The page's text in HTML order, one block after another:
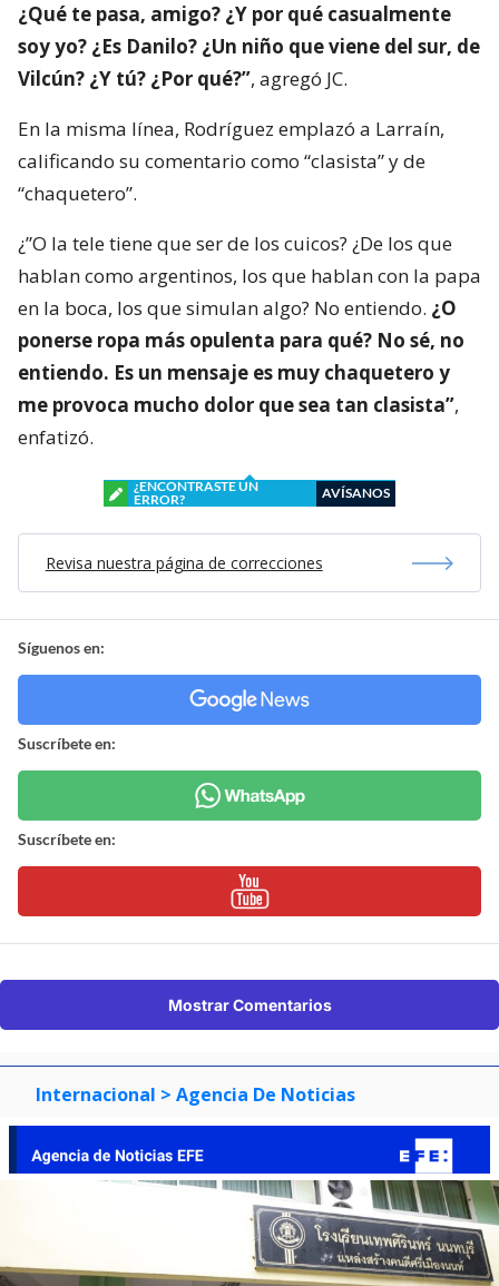
¿Qué te pasa, amigo? ¿Y por qué casualmente
soy yo? ¿Es Danilo? ¿Un niño que viene del sur, de
Vilcún? ¿Y tú? ¿Por qué?”, agregó JC.
En la misma línea, Rodríguez emplazó a Larraín,
calificando su comentario como “clasista” y de
“chaquetero”.
¿”O la tele tiene que ser de los cuicos? ¿De los que
hablan como argentinos, los que hablan con la papa
en la boca, los que simulan algo? No entiendo. ¿O
ponerse ropa más opulenta para qué? No sé, no
entiendo. Es un mensaje es muy chaquetero y
me provoca mucho dolor que sea tan clasista”,
enfatizó.
¿ENCONTRASTE UN
ERROR?
AVÍSANOS
Revisa nuestra página de correcciones
Síguenos en:
Suscríbete en:
Suscríbete en:
Mostrar Comentarios
Internacional > Agencia De Noticias